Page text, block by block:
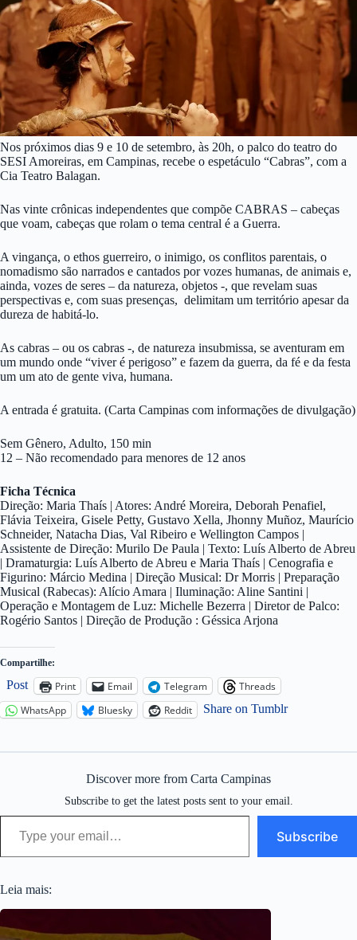
Nos próximos dias 9 e 10 de setembro, às 20h, o palco do teatro do
SESI Amoreiras, em Campinas, recebe o espetáculo “Cabras”, com a
Cia Teatro Balagan.
Nas vinte crônicas independentes que compõe CABRAS – cabeças
que voam, cabeças que rolam o tema central é a Guerra.
A vingança, o ethos guerreiro, o inimigo, os conflitos parentais, o
nomadismo são narrados e cantados por vozes humanas, de animais e,
ainda, vozes de seres – da natureza, objetos -, que revelam suas
perspectivas e, com suas presenças, delimitam um território apesar da
dureza de habitá-lo.
As cabras – ou os cabras -, de natureza insubmissa, se aventuram em
um mundo onde “viver é perigoso” e fazem da guerra, da fé e da festa
um um ato de gente viva, humana.
A entrada é gratuita. (Carta Campinas com informações de divulgação)
Sem Gênero, Adulto, 150 min
12 – Não recomendado para menores de 12 anos
Ficha Técnica
Direção: Maria Thaís | Atores: André Moreira, Deborah Penafiel,
Flávia Teixeira, Gisele Petty, Gustavo Xella, Jhonny Muñoz, Maurício
Schneider, Natacha Dias, Val Ribeiro e Wellington Campos |
Assistente de Direção: Murilo De Paula | Texto: Luís Alberto de Abreu
| Dramaturgia: Luís Alberto de Abreu e Maria Thaís | Cenografia e
Figurino: Márcio Medina | Direção Musical: Dr Morris | Preparação
Musical (Rabecas): Alício Amara | Iluminação: Aline Santini |
Operação e Montagem de Luz: Michelle Bezerra | Diretor de Palco:
Rogério Santos | Direção de Produção : Géssica Arjona
Compartilhe:
Post Print Email Telegram
Threads
WhatsApp
Bluesky Reddit Share on Tumblr
Discover more from Carta Campinas
Subscribe to get the latest posts sent to your email.
Type your email…
Subscribe
Leia mais: